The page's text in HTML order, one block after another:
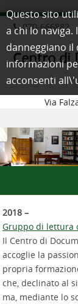
070-666882
Centro di
Via
Skip to content
2018 –
Gruppo di lettura
Il Centro di
accoglie la
propria
che, declinato al
ma, mediante lo
Questo sito
a chi lo naviga.
danneggiano
informazioni
acconsenti